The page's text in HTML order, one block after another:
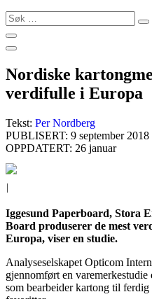
Søk
…
Nordiske
verdifulle i Europa
Tekst: Per Nordberg
PUBLISERT: 9 september 2018
OPPDATERT: 26 januar
|
Iggesund Paperboard, Stora
Board produserer de mest
Europa, viser en studie.
Analyseselskapet Opticom
gjennomført en
som bearbeider kartong til ferdig